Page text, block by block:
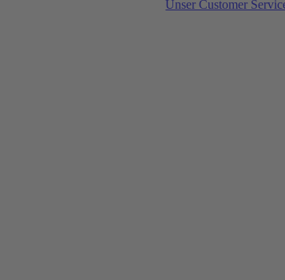
Unser Customer